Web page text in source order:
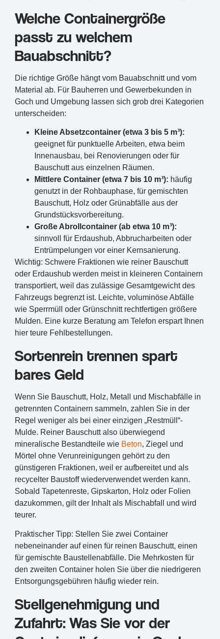
Welche Containergröße
passt zu welchem
Bauabschnitt?
Die richtige Größe hängt vom Bauabschnitt und vom
Material ab. Für Bauherren und Gewerbekunden in
Goch und Umgebung lassen sich grob drei Kategorien
unterscheiden:
Kleine Absetzcontainer (etwa 3 bis 5 m³):
geeignet für punktuelle Arbeiten, etwa beim
Innenausbau, bei Renovierungen oder für
Bauschutt aus einzelnen Räumen.
Mittlere Container (etwa 7 bis 10 m³): häufig
genutzt in der Rohbauphase, für gemischten
Bauschutt, Holz oder Grünabfälle aus der
Grundstücksvorbereitung.
Große Abrollcontainer (ab etwa 10 m³):
sinnvoll für Erdaushub, Abbrucharbeiten oder
Entrümpelungen vor einer Kernsanierung.
Wichtig: Schwere Fraktionen wie reiner Bauschutt
oder Erdaushub werden meist in kleineren Containern
transportiert, weil das zulässige Gesamtgewicht des
Fahrzeugs begrenzt ist. Leichte, voluminöse Abfälle
wie Sperrmüll oder Grünschnitt rechtfertigen größere
Mulden. Eine kurze Beratung am Telefon erspart Ihnen
hier teure Fehlbestellungen.
Sortenrein trennen spart
bares Geld
Wenn Sie Bauschutt, Holz, Metall und Mischabfälle in
getrennten Containern sammeln, zahlen Sie in der
Regel weniger als bei einer einzigen „Restmüll“-
Mulde. Reiner Bauschutt also überwiegend
mineralische Bestandteile wie Beton, Ziegel und
Mörtel ohne Verunreinigungen gehört zu den
günstigeren Fraktionen, weil er aufbereitet und als
recycelter Baustoff wiederverwendet werden kann.
Sobald Tapetenreste, Gipskarton, Holz oder Folien
dazukommen, gilt der Inhalt als Mischabfall und wird
teurer.
Praktischer Tipp: Stellen Sie zwei Container
nebeneinander auf einen für reinen Bauschutt, einen
für gemischte Baustellenabfälle. Die Mehrkosten für
den zweiten Container holen Sie über die niedrigeren
Entsorgungsgebühren häufig wieder rein.
Stellgenehmigung und
Zufahrt: Was Sie vor der